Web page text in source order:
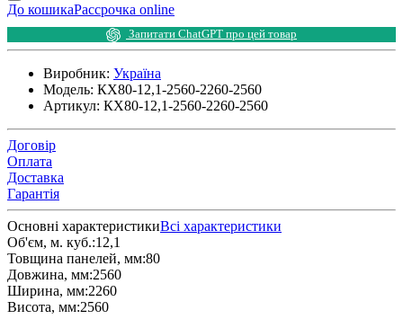
До кошикаРассрочка online
Запитати ChatGPT про цей товар
Виробник: Україна
Модель: КХ80-12,1-2560-2260-2560
Артикул: КХ80-12,1-2560-2260-2560
Договір
Оплата
Доставка
Гарантія
Основні характеристикиВсі характеристики
Об'єм, м. куб.:12,1
Товщина панелей, мм:80
Довжина, мм:2560
Ширина, мм:2260
Висота, мм:2560